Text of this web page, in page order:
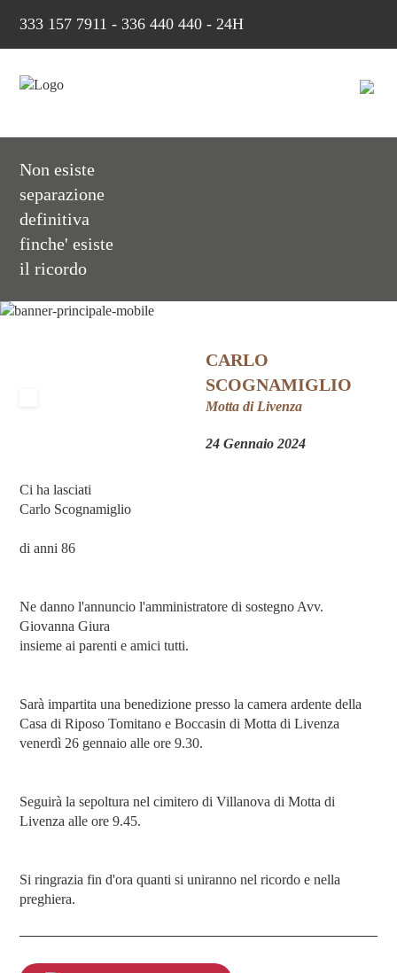
333 157 7911 - 336 440 440 - 24H
Non esiste
separazione
definitiva
finche' esiste
il ricordo
CARLO
SCOGNAMIGLIO
Motta di Livenza
24 Gennaio 2024
Ci ha lasciati
Carlo Scognamiglio
di anni 86
Ne danno l'annuncio l'amministratore di sostegno Avv.
Giovanna Giura
insieme ai parenti e amici tutti.
Sarà impartita una benedizione presso la camera ardente della
Casa di Riposo Tomitano e Boccasin di Motta di Livenza
venerdì 26 gennaio alle ore 9.30.
Seguirà la sepoltura nel cimitero di Villanova di Motta di
Livenza alle ore 9.45.
Si ringrazia fin d'ora quanti si uniranno nel ricordo e nella
preghiera.